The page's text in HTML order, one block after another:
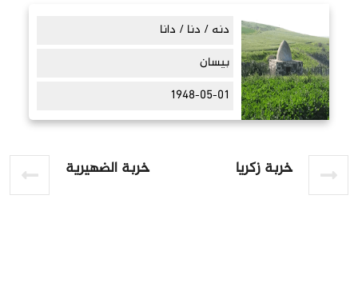
دنه / دنا / دانا
بيسان
1948-05-01
خربة زكريا خربة الضهيرية